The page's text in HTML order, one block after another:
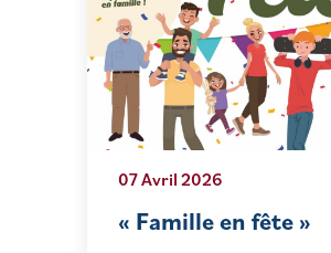
07 Avril 2026
« Famille en fête »